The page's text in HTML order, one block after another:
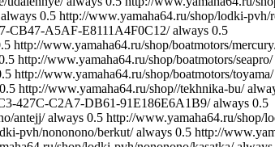
always 0.5 http://www.yamaha64.ru/shop/lodki-pvh/
CB47-A5AF-E8111A4F0C12/ always 0.5
http://www.yamaha64.ru/shop/boatmotors/
http://www.yamaha64.ru/shop/boatmotors/seapro/
http://www.yamaha64.ru/shop/boatmotors/toyama/
0.5 http://www.yamaha64.ru/shop//tekhnika-bu/
427C-C2A7-DB61-91E186E6A1B9/ always 0.5
antejj/ always 0.5 http://www.yamaha64.ru/shop/
pvh/nononono/berkut/ always 0.5 http://